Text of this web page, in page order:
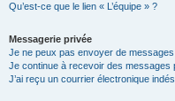
Qu’est-ce que le lien « L’équipe » ?
Messagerie privée
Je ne peux pas envoyer de
Je continue à recevoir des messages
J’ai reçu un courrier électronique